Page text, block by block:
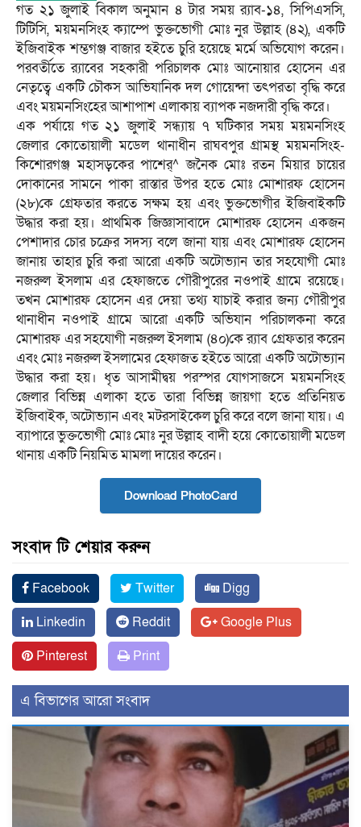
গত ২১ জুলাই বিকাল অনুমান ৪ টার সময় র‌্যাব-১৪, সিপিএসসি,
টিটিসি, ময়মনসিংহ ক্যাম্পে ভুক্তভোগী মোঃ নুর উল্লাহ (৪২), একটি
ইজিবাইক শম্ভগঞ্জ বাজার হইতে চুরি হয়েছে মর্মে অভিযোগ করেন।
পরবর্তীতে র‌্যাবের সহকারী পরিচালক মোঃ আনোয়ার হোসেন এর
নেতৃত্বে একটি চৌকস আভিযানিক দল গোয়েন্দা তৎপরতা বৃদ্ধি করে
এবং ময়মনসিংহের আশাপাশ এলাকায় ব্যাপক নজদারী বৃদ্ধি করে।
এক পর্যায়ে গত ২১ জুলাই সন্ধ্যায় ৭ ঘটিকার সময় ময়মনসিংহ
জেলার কোতোয়ালী মডেল থানাধীন রাঘবপুর গ্রামস্থ ময়মনসিংহ-
কিশোরগঞ্জ মহাসড়কের পাশের্^ জনৈক মোঃ রতন মিয়ার চায়ের
দোকানের সামনে পাকা রাস্তার উপর হতে মোঃ মোশারফ হোসেন
(২৮)কে গ্রেফতার করতে সক্ষম হয় এবং ভুক্তভোগীর ইজিবাইকটি
উদ্ধার করা হয়। প্রাথমিক জিজ্ঞাসাবাদে মোশারফ হোসেন একজন
পেশাদার চোর চক্রের সদস্য বলে জানা যায় এবং মোশারফ হোসেন
জানায় তাহার চুরি করা আরো একটি অটোভ্যান তার সহযোগী মোঃ
নজরুল ইসলাম এর হেফাজতে গৌরীপুরের নওপাই গ্রামে রয়েছে।
তখন মোশারফ হোসেন এর দেয়া তথ্য যাচাই করার জন্য গৌরীপুর
থানাধীন নওপাই গ্রামে আরো একটি অভিযান পরিচালকনা করে
মোশারফ এর সহযোগী নজরুল ইসলাম (৪০)কে র‌্যাব গ্রেফতার করেন
এবং মোঃ নজরুল ইসলামের হেফাজত হইতে আরো একটি অটোভ্যান
উদ্ধার করা হয়। ধৃত আসামীদ্বয় পরস্পর যোগসাজসে ময়মনসিংহ
জেলার বিভিন্ন এলাকা হতে তারা বিভিন্ন জায়গা হতে প্রতিনিয়ত
ইজিবাইক, অটোভ্যান এবং মটরসাইকেল চুরি করে বলে জানা যায়। এ
ব্যাপারে ভুক্তভোগী মোঃ মোঃ নুর উল্লাহ বাদী হয়ে কোতোয়ালী মডেল
থানায় একটি নিয়মিত মামলা দায়ের করেন।
Download PhotoCard
সংবাদ টি শেয়ার করুন
Facebook Twitter
Digg
Linkedin
Reddit
Google Plus
Pinterest
Print
এ বিভাগের আরো সংবাদ